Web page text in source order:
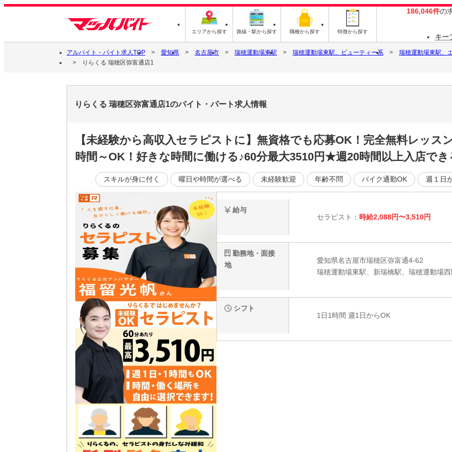
エリアから探す 路線・駅から探す 職種から探す 特徴から探す
186,046件の
キー
アルバイト・バイト求人TOP 愛知県 名古屋市 瑞穂運動場東駅 瑞穂運動場東駅、ビューティー系
瑞穂運動場東駅、
りらくる 瑞穂区弥富通店1
りらくる 瑞穂区弥富通店1のバイト・パート求人情報
【未経験から高収入セラピストに】無資格でも応募OK！完全無料レッス
時間～OK！好きな時間に働ける♪60分最大3510円★週20時間以上入店でき
スキルが身に付く 曜日や時間が選べる 未経験歓迎 年齢不問 バイク通勤OK 週１日
給与
セラピスト： 時給2,088円〜3,510円
勤務地・面接
地
愛知県名古屋市瑞穂区弥富通4-62
瑞穂運動場東駅、新瑞橋駅、瑞穂運動場
シフト
1日1時間 週1日からOK